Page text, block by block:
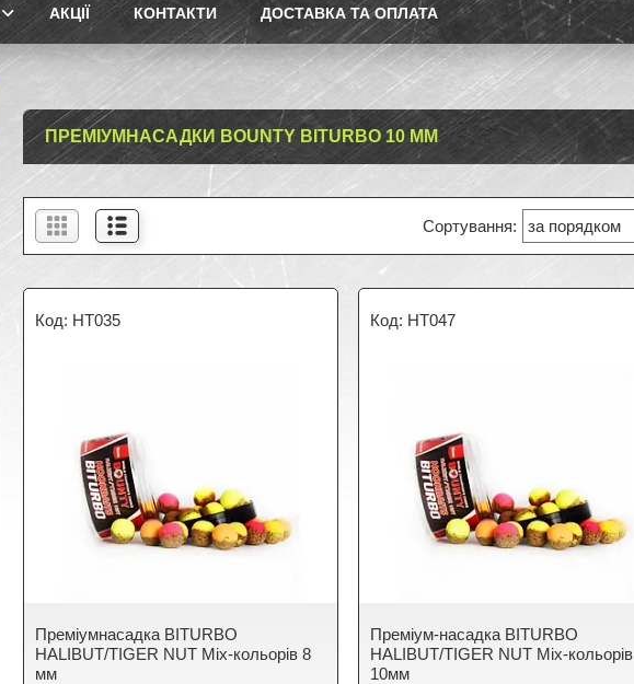
АКЦІЇ КОНТАКТИ ДОСТАВКА ТА ОПЛАТА
ПРЕМІУМНАСАДКИ BOUNTY BITURBO 10 ММ
HT035
Преміумнасадка BITURBO
HALIBUT/TIGER NUT Mix-кольорів 8
мм
HT047
Преміум-насадка BITURBO
HALIBUT/TIGER NUT Mix-кольорів
10мм